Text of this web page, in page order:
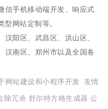
信手机移动端开发、响应式
网站定制等。
阳区、武昌区、洪山区、
汉南区、郑州市以及全国各
网站建设和小程序开发 友情
除冗余 舒尔特方格生成器公